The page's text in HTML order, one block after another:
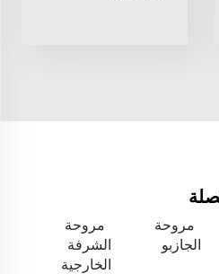
مروحة
الجازبو
مروحة
الشرفة
الخارجية